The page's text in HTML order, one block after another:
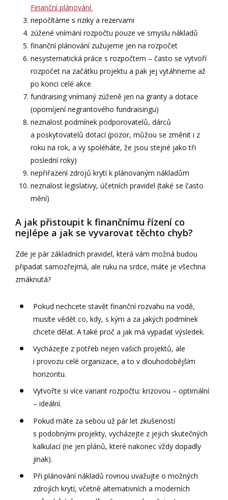
Finanční plánování
nepočítáme s riziky a rezervami
zúžené vnímání rozpočtu pouze ve smyslu nákladů
finanční plánování zužujeme jen na rozpočet
nesystematická práce s rozpočtem – často se vytvoří
rozpočet na začátku projektu a pak jej vytáhneme až
po konci celé akce
fundraising vnímaný zúženě jen na granty a dotace
(opomíjení negrantového fundraisingu)
neznalost podmínek podporovatelů, dárců
a poskytovatelů dotací (pozor, můžou se změnit i z
roku na rok, a vy spoléháte, že jsou stejné jako tři
poslední roky)
nepřiřazení zdrojů krytí k plánovaným nákladům
neznalost legislativy, účetních pravidel (také se často
mění)
A jak přistoupit k finančnímu řízení co
nejlépe a jak se vyvarovat těchto chyb?
Zde je pár základních pravidel, která vám možná budou
připadat samozřejmá, ale ruku na srdce, máte je všechna
zmáknutá?
Pokud nechcete stavět finanční rozvahu na vodě,
musíte vědět co, kdy, s kým a za jakých podmínek
chcete dělat. A také proč a jak má vypadat výsledek.
Vycházejte z potřeb nejen vašich projektů, ale
i provozu celé organizace, a to v dlouhodobějším
horizontu.
Vytvořte si více variant rozpočtu: krizovou – optimální
– ideální.
Pokud máte za sebou už pár let zkušeností
s podobnými projekty, vycházejte z jejich skutečných
kalkulací (ne jen plánů, které nakonec vždy dopadly
jinak).
Při plánování nákladů rovnou uvažujte o možných
zdrojích krytí, včetně alternativních a moderních